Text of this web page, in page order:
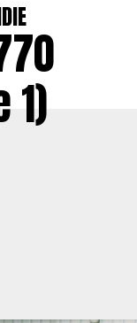
1)